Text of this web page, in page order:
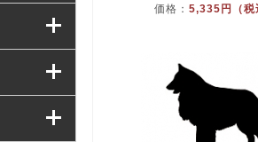
価格： 5,335円（税